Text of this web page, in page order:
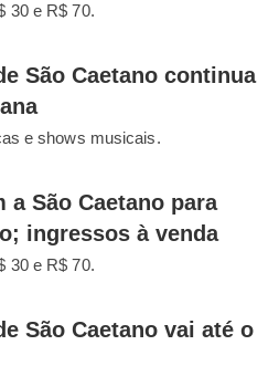
30 e R$ 70.
São Caetano continua
e shows musicais.
a São Caetano para
ingressos à venda
30 e R$ 70.
São Caetano vai até o